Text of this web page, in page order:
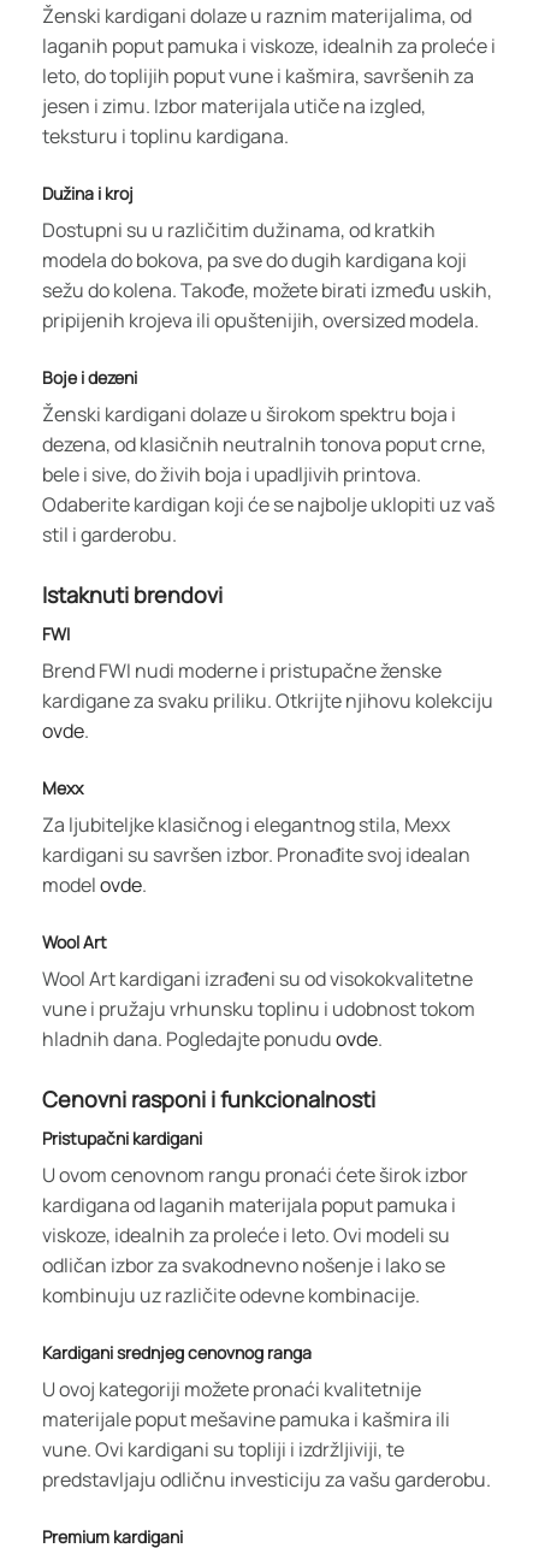
Ženski kardigani dolaze u raznim materijalima, od
laganih poput pamuka i viskoze, idealnih za proleće i
leto, do toplijih poput vune i kašmira, savršenih za
jesen i zimu. Izbor materijala utiče na izgled,
teksturu i toplinu kardigana.
Dužina i kroj
Dostupni su u različitim dužinama, od kratkih
modela do bokova, pa sve do dugih kardigana koji
sežu do kolena. Takođe, možete birati između uskih,
pripijenih krojeva ili opuštenijih, oversized modela.
Boje i dezeni
Ženski kardigani dolaze u širokom spektru boja i
dezena, od klasičnih neutralnih tonova poput crne,
bele i sive, do živih boja i upadljivih printova.
Odaberite kardigan koji će se najbolje uklopiti uz vaš
stil i garderobu.
Istaknuti brendovi
FWI
Brend FWI nudi moderne i pristupačne ženske
kardigane za svaku priliku. Otkrijte njihovu kolekciju
ovde.
Mexx
Za ljubiteljke klasičnog i elegantnog stila, Mexx
kardigani su savršen izbor. Pronađite svoj idealan
modelovde.
Wool Art
Wool Art kardigani izrađeni su od visokokvalitetne
vune i pružaju vrhunsku toplinu i udobnost tokom
hladnih dana. Pogledajte ponuduovde.
Cenovni rasponi i funkcionalnosti
Pristupačni kardigani
U ovom cenovnom rangu pronaći ćete širok izbor
kardigana od laganih materijala poput pamuka i
viskoze, idealnih za proleće i leto. Ovi modeli su
odličan izbor za svakodnevno nošenje i lako se
kombinuju uz različite odevne kombinacije.
Kardigani srednjeg cenovnog ranga
U ovoj kategoriji možete pronaći kvalitetnije
materijale poput mešavine pamuka i kašmira ili
vune. Ovi kardigani su topliji i izdržljiviji, te
predstavljaju odličnu investiciju za vašu garderobu.
Premium kardigani